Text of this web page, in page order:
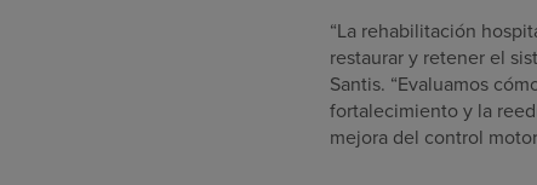
“La rehabilitación
restaurar y retener el
Santis. “Evaluamos
fortalecimiento y la
mejora del control